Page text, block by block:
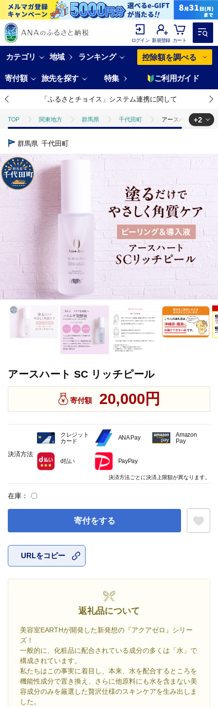
ログイン 新規登録 カート
カテゴリ 地域 ランキング 控除額を調べる
寄付額 旅先を探す 特集 ご利用ガイド
「ふるさとチョイス」システム連携に関して
TOP 関東地方 群馬県 千代田町 アースハート SC リ
TOP
TOP 日用品・雑貨 美容雑貨 アースハート SC リッチピール
+2
群馬県 千代田町
アースハート SC リッチピール
寄付額 20,000円
在庫： 〇
寄付をする
URLをコピー
返礼品について
美容室EARTHが開発した新発想の『アクアゼロ』シリー
ズ！
一般的に、化粧品に配合されている成分の多くは「水」で
構成されています。
私たちはこの事実に着目し、本来、水を配合するところを
機能性成分で置き換え、さらに他原料にも水を含まない美
容成分のみを厳選した贅沢仕様のスキンケアを生み出しま
した。
決済方法
クレジット
カード
ANA Pay
Amazon
Pay
d払い PayPay
決済方法ごとに決済上限額が異なります。